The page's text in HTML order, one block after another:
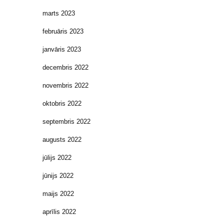
marts 2023
februāris 2023
janvāris 2023
decembris 2022
novembris 2022
oktobris 2022
septembris 2022
augusts 2022
jūlijs 2022
jūnijs 2022
maijs 2022
aprīlis 2022